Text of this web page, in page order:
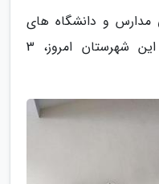
مدارس و دانشگاه های
آبادان به دستور فرماندار ویژه این شهرستان امروز، 3